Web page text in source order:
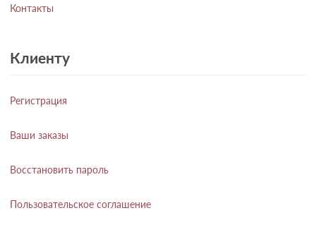
Контакты
Клиенту
Регистрация
Ваши заказы
Восстановить пароль
Пользовательское соглашение